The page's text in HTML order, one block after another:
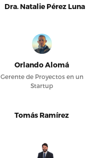
Dra. Natalie Pérez Luna
Orlando Alomá
Gerente de Proyectos en un
Startup
Tomás Ramírez